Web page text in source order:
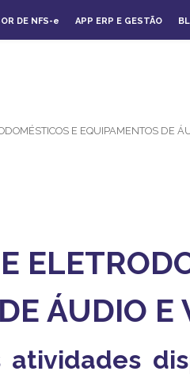
E EQUIPAMENTOS DE
DE NFS-e APP ERP E GESTÃO
ÁUDIO